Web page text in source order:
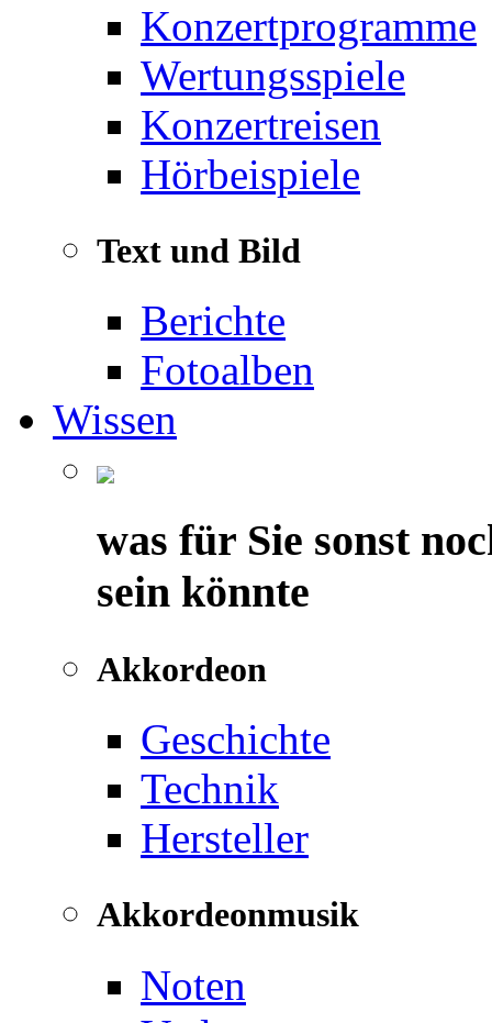
Konzertprogramme
Wertungsspiele
Konzertreisen
Hörbeispiele
Text und Bild
Berichte
Fotoalben
Wissen
was für Sie sonst
sein könnte
Akkordeon
Geschichte
Technik
Hersteller
Akkordeonmusik
Noten